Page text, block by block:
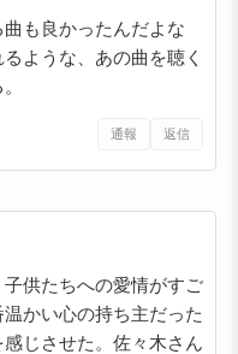
も良かったんだよな
ような、あの曲を聴く
通報 返信
供たちへの愛情がすご
かい心の持ち主だった
じさせた。佐々木さん